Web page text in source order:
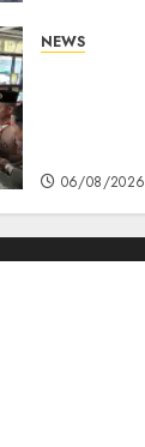
NEWS
06/08/2026